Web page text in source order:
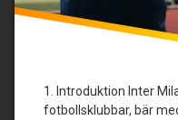
1. Introduktion Inter
fotbollsklubbar, bär